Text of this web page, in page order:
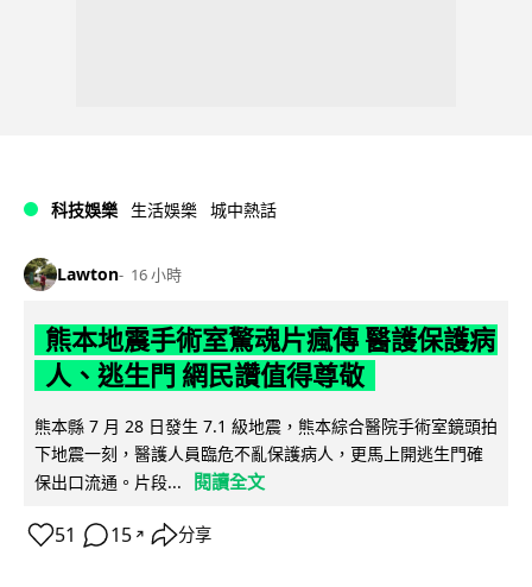
科技娛樂 生活娛樂 城中熱話
Lawton 16 小時
熊本地震手術室驚魂片瘋傳 醫護保護病
人、逃生門 網民讚值得尊敬
熊本縣 7 月 28 日發生 7.1 級地震，熊本綜合醫院手術室鏡頭拍
下地震一刻，醫護人員臨危不亂保護病人，更馬上開逃生門確
保出口流通。片段...
閱讀全文
51 15 ↗ 分享